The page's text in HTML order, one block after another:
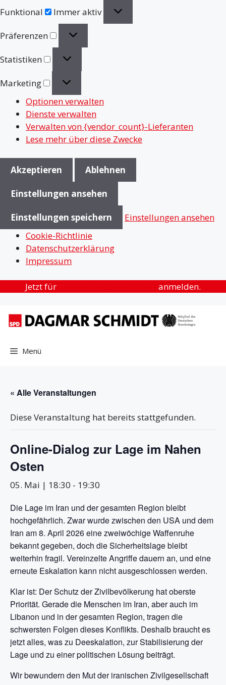
Funktional
Immer aktiv
Präferenzen
Statistiken
Marketing
Optionen verwalten
Dienste verwalten
Verwalten von {vendor_count}-Lieferanten
Lese mehr über diese Zwecke
Akzeptieren Ablehnen
Einstellungen ansehen
Einstellungen speichern
Einstellungen ansehen
Cookie-Richtlinie
Datenschutzerklärung
Impressum
springen
Jetzt für anmelden.
Menü
« Alle Veranstaltungen
Diese Veranstaltung hat bereits stattgefunden.
Online-Dialog zur Lage im Nahen
Osten
05. Mai | 18:30 - 19:30
Die Lage im Iran und der gesamten Region bleibt
hochgefährlich. Zwar wurde zwischen den USA und dem
Iran am 8. April 2026 eine zweiwöchige Waffenruhe
bekannt gegeben, doch die Sicherheitslage bleibt
weiterhin fragil. Vereinzelte Angriffe dauern an, und eine
erneute Eskalation kann nicht ausgeschlossen werden.
Klar ist: Der Schutz der Zivilbevölkerung hat oberste
Priorität. Gerade die Menschen im Iran, aber auch im
Libanon und in der gesamten Region, tragen die
schwersten Folgen dieses Konflikts. Deshalb braucht es
jetzt alles, was zu Deeskalation, zur Stabilisierung der
Lage und zu einer politischen Lösung beiträgt.
Wir bewundern den Mut der iranischen Zivilgesellschaft